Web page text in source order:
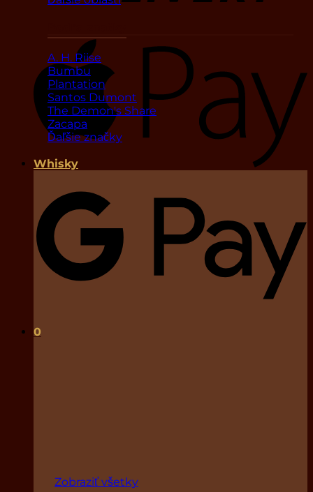
0
A. H. Riise
Bumbu
Plantation
Santos Dumont
The Demon's Share
Zacapa
Ďaľšie značky
Whisky
Zobraziť všetky